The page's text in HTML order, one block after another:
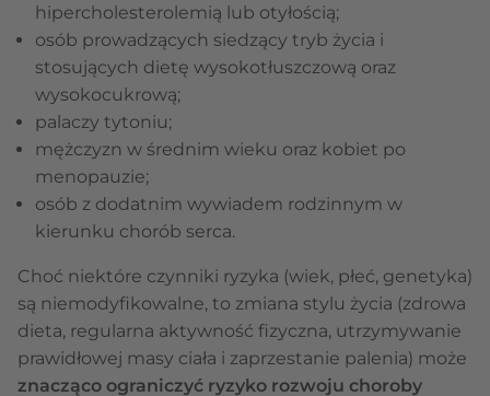
hipercholesterolemią lub otyłością;
osób prowadzących siedzący tryb życia i
stosujących dietę wysokotłuszczową oraz
wysokocukrową;
palaczy tytoniu;
mężczyzn w średnim wieku oraz kobiet po
menopauzie;
osób z dodatnim wywiadem rodzinnym w
kierunku chorób serca.
Choć niektóre czynniki ryzyka (wiek, płeć, genetyka)
są niemodyfikowalne, to zmiana stylu życia (zdrowa
dieta, regularna aktywność fizyczna, utrzymywanie
prawidłowej masy ciała i zaprzestanie palenia) może
znacząco ograniczyć ryzyko rozwoju choroby